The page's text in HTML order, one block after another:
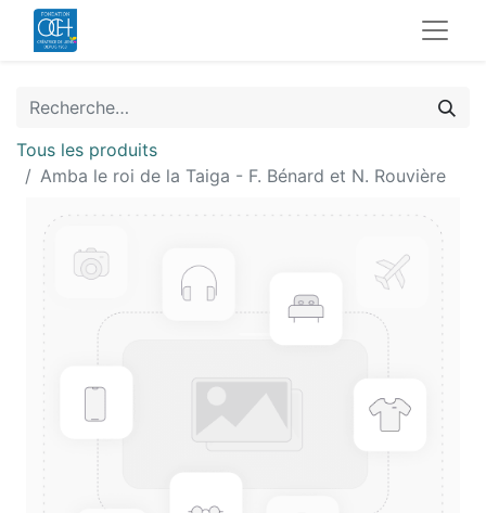
Tous les produits
Amba le roi de la Taiga - F. Bénard et N. Rouvière